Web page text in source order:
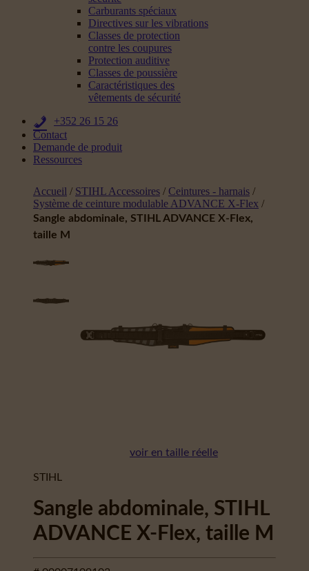
Carburants spéciaux
Directives sur les vibrations
Classes de protection
contre les coupures
Protection auditive
Classes de poussière
Caractéristiques des
vêtements de sécurité
+352 26 15 26
Contact
Demande de produit
Ressources
Accueil / STIHL Accessoires / Ceintures - harnais /
Système de ceinture modulable ADVANCE X-Flex /
Sangle abdominale, STIHL ADVANCE X-Flex,
taille M
voir en taille réelle
STIHL
Sangle abdominale, STIHL
ADVANCE X-Flex, taille M